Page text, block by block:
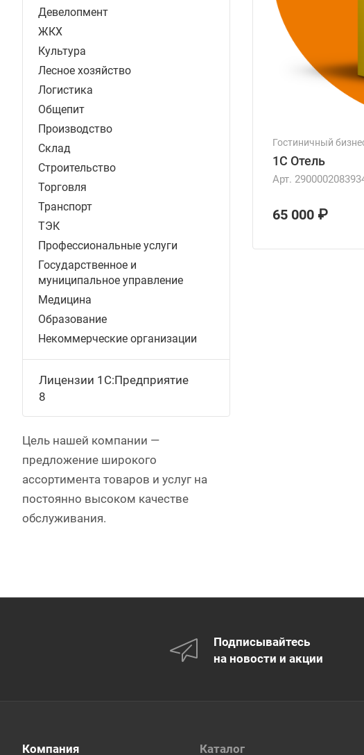
Гостиничный
1С Отель
Арт.
65 000 ₽
Девелопмент
ЖКХ
Культура
Лесное хозяйство
Логистика
Общепит
Производство
Склад
Строительство
Торговля
Транспорт
ТЭК
Профессиональные услуги
Государственное и
муниципальное управление
Медицина
Образование
Некоммерческие организации
Лицензии 1С:Предприятие
8
Цель нашей компании —
предложение широкого
ассортимента товаров и услуг на
постоянно высоком качестве
обслуживания.
Подписывайтесь
на новости и акции
Компания Каталог